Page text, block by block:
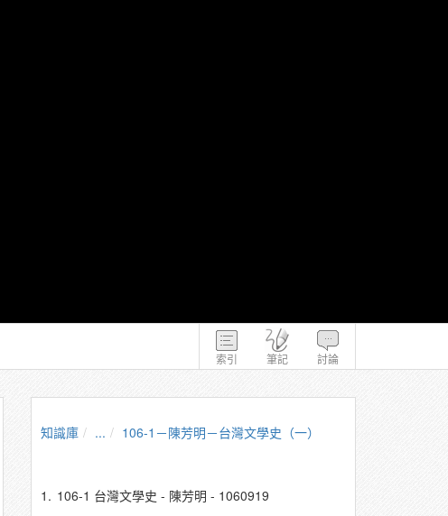
索引 筆記 討論
知識庫 ... 106-1－陳芳明－台灣文學史（一）
1. 106-1 台灣文學史 - 陳芳明 - 1060919